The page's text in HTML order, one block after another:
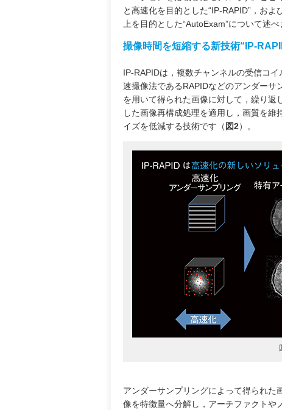
と高速化を目的とした“IP-RAPID”，およ
上を目的とした“AutoExam”について述べ
撮像時間を短縮する新技術“IP-
IP-RAPIDは，複数チャンネルの受信コイ
速撮像法であるRAPIDなどのアンダーサ
を用いて得られた画像に対して，繰り返
した画像再構成処理を適用し，画質を維
イズを低減する技術です（ 図2）。
アンダーサンプリングによって得られ
像を特徴量へ分解し，アーチファクトや